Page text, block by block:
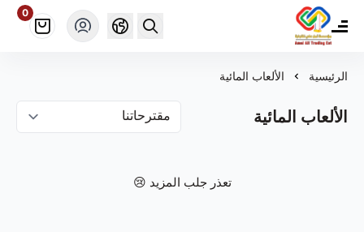
مؤسسة أمل علي ألعاب للتجارة
0
الرئيسية الألعاب المائية
الألعاب المائية
تعذر جلب المزيد 😢